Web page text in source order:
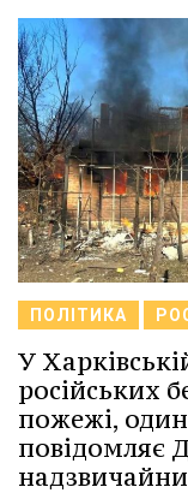
ПОЛІТИКА
У
російських
пожежі,
повідомляє